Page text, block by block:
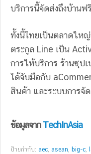
บริการนี้จัดส่งถึงบ้านฟ
ทั้งนี้ไทยเป็นตลาดให
ตระกูล Line เป็น
การให้บริการ ร้านซุป
ได้จับมือกับ
สินค้า และระบบการจั
ข้อมูลจากTechInAsia
ป้ายกำกับ: aec, asean, big-c,